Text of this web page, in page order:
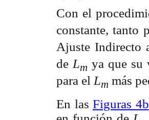
Con el
constante, tanto
Ajuste Indirecto
de Lm ya que su
para el Lm más
En las Figuras 4b